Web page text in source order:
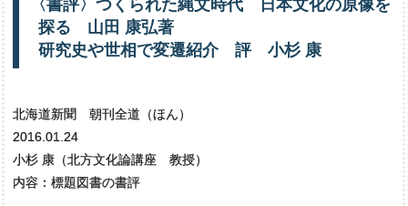
〈書評〉つくられた縄文時代 日本文化の原像を
探る
山田 康弘著
研究史や世相で変遷紹介 評 小杉 康
北海道新聞 朝刊全道（ほん）
2016.01.24
小杉 康（北方文化論講座 教授）
内容：標題図書の書評